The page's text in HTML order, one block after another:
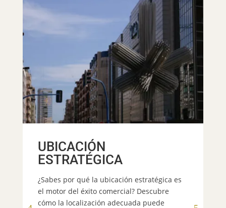
UBICACIÓN
ESTRATÉGICA
¿Sabes por qué la ubicación estratégica es
el motor del éxito comercial? Descubre
cómo la localización adecuada puede